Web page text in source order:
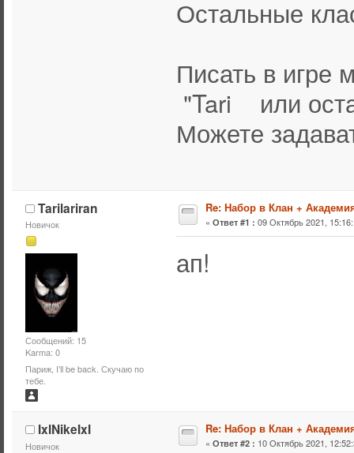
Остальные
Писать в
"Tari или
Можете
Tarilariran
Новичок
Сообщений: 15
Karma: 0
Париж, I’ll be back. Скучаю по
тебе.
Re: Набор в Клан +
« Ответ #1 : 09 Октябрь 2021,
ап!
IxINikeIxI
Новичок
Re: Набор в Клан +
« Ответ #2 : 10 Октябрь 2021,